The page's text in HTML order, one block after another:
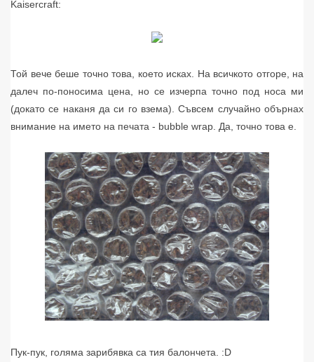
Kaisercraft:
Той вече беше точно това, което исках. На всичкото отгоре, на
далеч по-поносима цена, но се изчерпа точно под носа ми
(докато се наканя да си го взема). Съвсем случайно обърнах
внимание на името на печата - bubble wrap. Да, точно това е.
Пук-пук, голяма зарибявка са тия балончета. :D